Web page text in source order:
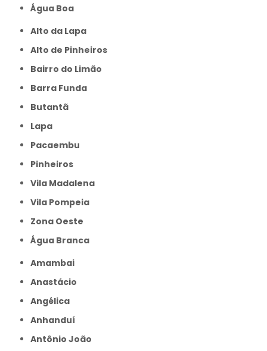
Água Boa
Alto da Lapa
Alto de Pinheiros
Bairro do Limão
Barra Funda
Butantã
Lapa
Pacaembu
Pinheiros
Vila Madalena
Vila Pompeia
Zona Oeste
Água Branca
Amambai
Anastácio
Angélica
Anhanduí
Antônio João